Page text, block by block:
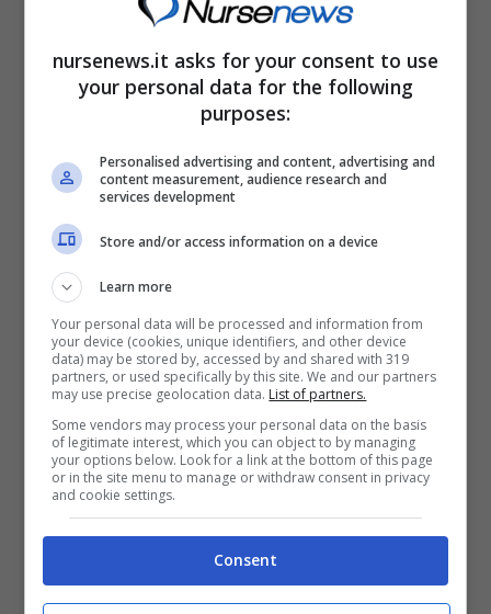
“felice” un paese. Siamo nel 2012. Oggi
questa specifica caratteristica, questo
particolare elemento risulta in qualche modo
come una sorta di verità reale,
acquisita. Oggi insomma si discute
seriamente della cosa.
Il paese più felice del mondo? I vari
criteri utilizzati per misurare la felicità
nursenews.it asks for your consent to use
your personal data for the following
purposes:
Personalised advertising and content, advertising and
content measurement, audience research and
services development
Store and/or access information on a device
Learn more
Your personal data will be processed and information from
your device (cookies, unique identifiers, and other device
data) may be stored by, accessed by and shared with 319
partners, or used specifically by this site. We and our partners
may use precise geolocation data. List of partners.
Some vendors may process your personal data on the basis
of legitimate interest, which you can object to by managing
your options below. Look for a link at the bottom of this page
or in the site menu to manage or withdraw consent in privacy
and cookie settings.
Consent